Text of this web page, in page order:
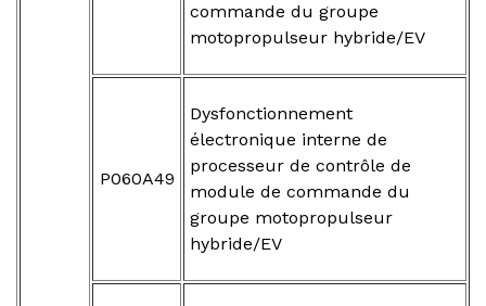
commande du groupe
motopropulseur hybride/EV
P060A49
Dysfonctionnement
électronique interne de
processeur de contrôle de
module de commande du
groupe motopropulseur
hybride/EV